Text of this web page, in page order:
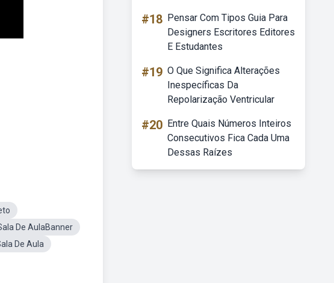
De AulaBanner
De Aula
#18 Pensar Com Tipos Guia Para
Designers Escritores Editores
E Estudantes
#19 O Que Significa Alterações
Inespecíficas Da
Repolarização Ventricular
#20 Entre Quais Números Inteiros
Consecutivos Fica Cada Uma
Dessas Raízes